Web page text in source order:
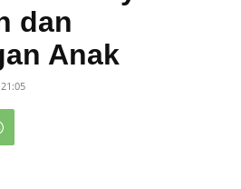
dan
Anak